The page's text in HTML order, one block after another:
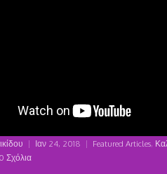
| Ιαν 24, 2018 | Featured Articles,
0 Σχόλια